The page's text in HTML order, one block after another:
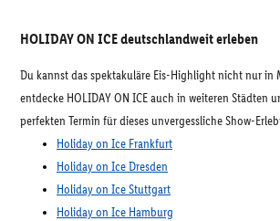
HOLIDAY ON ICE deutschlandweit erleben
Du kannst das spektakuläre Eis-Highlight nicht nur in
entdecke HOLIDAY ON ICE auch in weiteren Städten
perfekten Termin für dieses unvergessliche Show-
Holiday on Ice Frankfurt
Holiday on Ice Dresden
Holiday on Ice Stuttgart
Holiday on Ice Hamburg